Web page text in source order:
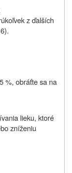
z ďalších
%, obráťte sa na
lieku, ktoré
zníženiu